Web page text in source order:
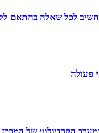
לכל שאלה בהתאם
פעולה